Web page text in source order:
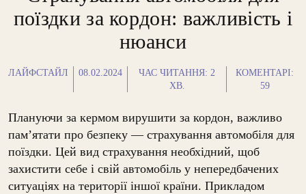
поїздки за кордон: важливість і
нюанси
ЛАЙФСТАЙЛ 08.02.2024 ЧАС ЧИТАННЯ:2
ХВ.
КОМЕНТАРІ:
59
Плануючи за кермом вирушити за кордон, важливо
пам’ятати про безпеку — страхування автомобіля для
поїздки. Цей вид страхування необхідний, щоб
захистити себе і свій автомобіль у непередбачених
ситуаціях на території іншої країни. Прикладом